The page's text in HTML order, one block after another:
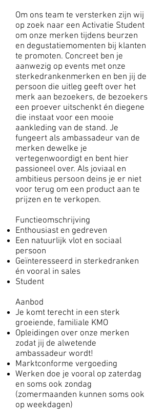
Om ons team te versterken zijn wij
op zoek naar een Activatie Student
om onze merken tijdens beurzen
en degustatiemomenten bij klanten
te promoten. Concreet ben je
aanwezig op events met onze
sterkedrankenmerken en ben jij de
persoon die uitleg geeft over het
merk aan bezoekers, de bezoekers
een proever uitschenkt én diegene
die instaat voor een mooie
aankleding van de stand. Je
fungeert als ambassadeur van de
merken dewelke je
vertegenwoordigt en bent hier
passioneel over. Als joviaal en
ambitieus persoon deins je er niet
voor terug om een product aan te
prijzen en te verkopen.
Functieomschrijving
Enthousiast en gedreven
Een natuurlijk vlot en sociaal
persoon
Geïnteresseerd in sterkedranken
én vooral in sales
Student
Aanbod
Je komt terecht in een sterk
groeiende, familiale KMO
Opleidingen over onze merken
zodat jij de alwetende
ambassadeur wordt!
Marktconforme vergoeding
Werken doe je vooral op zaterdag
en soms ook zondag
(zomermaanden kunnen soms ook
op weekdagen)